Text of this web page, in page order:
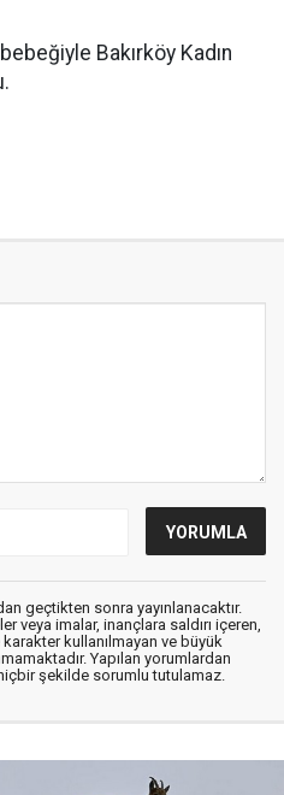
Bakırköy Kadın
geçtikten sonra yayınlanacaktır.
veya imalar, inançlara saldırı içeren,
karakter kullanılmayan ve büyük
Yapılan yorumlardan
şekilde sorumlu tutulamaz.